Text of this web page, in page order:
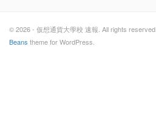
© 2026 - 仮想通貨大學校 速報. All rights reserved.
Beans theme for WordPress.